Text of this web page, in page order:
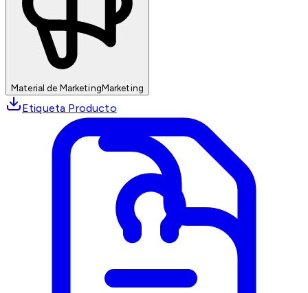
Material de MarketingMarketing
Etiqueta Producto